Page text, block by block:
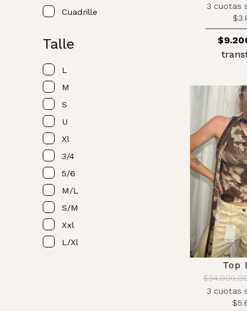
Cuadrille
Talle
L
M
S
U
Xl
3/4
5/6
M/l
S/m
Xxl
L/xl
3 cuotas
Top
3 cuotas